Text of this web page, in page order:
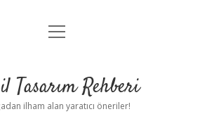
Anasayfa
Yasal Uyarı
menüyü
Tasarım Rehberi
ilham alan yaratıcı öneriler!